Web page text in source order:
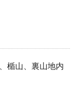
楯山、裏山地内